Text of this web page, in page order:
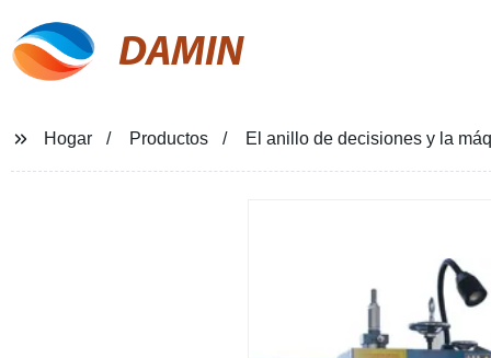
DAMIN
Hogar Productos El anillo de decisiones y la